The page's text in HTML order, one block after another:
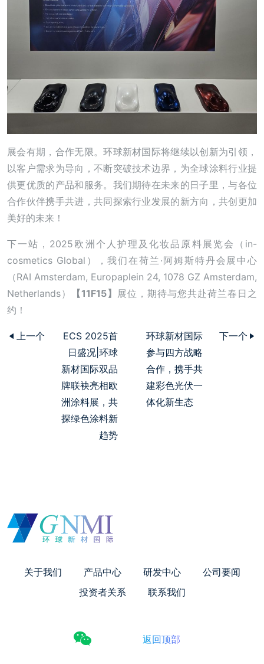
展会有期，合作无限。环球新材国际将继续以创新为引领，
以客户需求为导向，不断突破技术边界，为全球涂料行业提
供更优质的产品和服务。我们期待在未来的日子里，与各位
合作伙伴携手共进，共同探索行业发展的新方向，共创更加
美好的未来！
下一站，2025欧洲个人护理及化妆品原料展览会（in-
cosmetics Global），我们在荷兰·阿姆斯特丹会展中心
（RAI Amsterdam, Europaplein 24, 1078 GZ Amsterdam,
Netherlands）
【11F15】 展位，期待与您共赴荷兰春日之
约！
上一个
ECS 2025首
日盛况|环球
新材国际双品
牌联袂亮相欧
洲涂料展，共
探绿色涂料新
趋势
环球新材国际
参与四方战略
合作，携手共
建彩色光伏一
体化新生态
下一个
关于我们 产品中心 研发中心
公司要闻
投资者关系
联系我们
返回顶部